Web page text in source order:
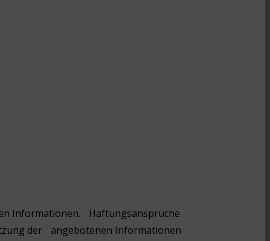
Informationen. Haftungsansprüche
der angebotenen Informationen